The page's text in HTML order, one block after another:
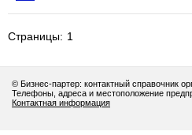
Страницы: 1
© Бизнес-партер: контактный справочник
Телефоны, адреса и местоположение
Контактная информация